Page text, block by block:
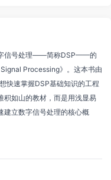
字信号处理——简称DSP——的
Processing》。这本书由
快速掌握DSP基础知识的工程
积如山的教材，而是用浅显易
建立数字信号处理的核心概